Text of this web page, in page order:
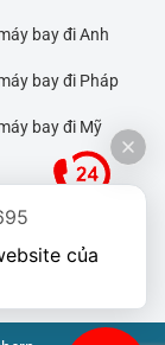
bay đi Anh
bay đi Pháp
bay đi Mỹ
của